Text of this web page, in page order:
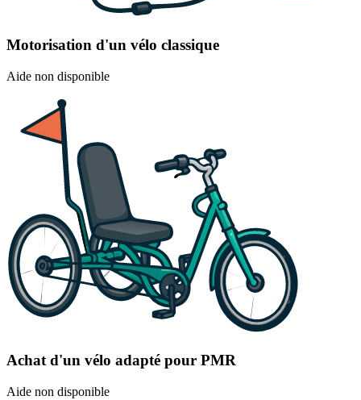
Motorisation d'un vélo classique
Aide non disponible
Achat d'un vélo adapté pour PMR
Aide non disponible